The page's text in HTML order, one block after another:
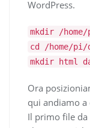
WordPress.
mkdir /
cd /home/pi/
mkdir html
Ora
qui andiamo a
Il primo file da